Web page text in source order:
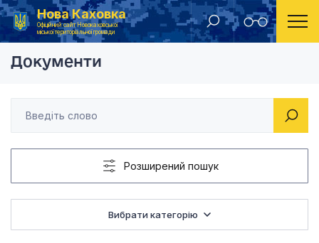
Нова Каховка
Офіційний сайт Новокаховської
міської територіальної громади
Головна Розпорядження Новокаховського міського голови 2012 рік Про проведення
Документи
Розширений пошук
Вибрати категорію